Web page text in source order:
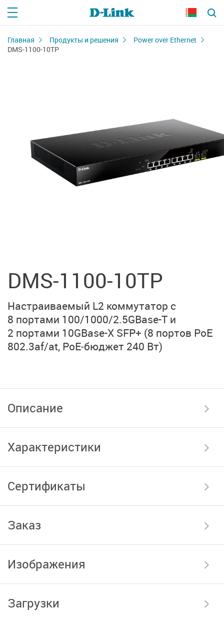
Главная Продукты и решения
Power over Ethernet
DMS-1100-10TP
DMS-1100-10TP
Настраиваемый L2 коммутатор с
8 портами 100/1000/2.5GBase-T и
2 портами 10GBase-X SFP+ (8 портов PoE
802.3af/at, PoE‑бюджет 240 Вт)
Описание
Характеристики
Сертификаты
Заказ
Изображения
Загрузки